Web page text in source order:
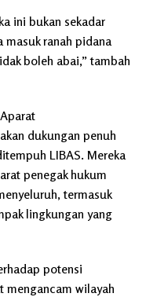
ini bukan sekadar
ranah pidana
boleh abai,” tambah
dukungan penuh
LIBAS. Mereka
penegak hukum
termasuk
lingkungan yang
potensi
mengancam wilayah